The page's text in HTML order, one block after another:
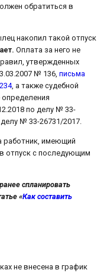
обратиться в
накопил такой отпуск
Оплата за него не
утвержденных
№ 136, письма
, а также судебной
по делу № 33-
№ 33-26731/2017.
работник, имеющий
отпуск с последующим
спланировать
«Как составить
не внесена в график